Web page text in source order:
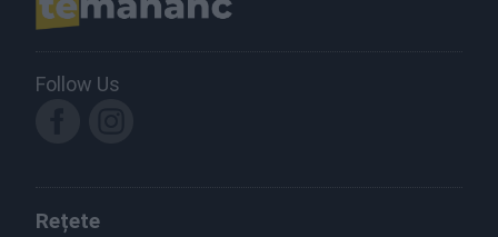
Follow Us
Rețete